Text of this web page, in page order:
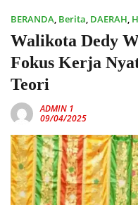
BERANDA, Berita, DAERAH,
Walikota Dedy
Fokus Kerja
Teori
ADMIN 1
09/04/2025